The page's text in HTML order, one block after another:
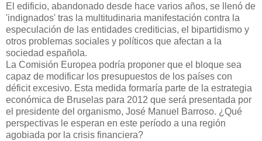
El edificio, abandonado desde hace varios años, se llenó de
'indignados' tras la multitudinaria manifestación contra la
especulación de las entidades crediticias, el bipartidismo y
otros problemas sociales y políticos que afectan a la
sociedad española.
La Comisión Europea podría proponer que el bloque sea
capaz de modificar los presupuestos de los países con
déficit excesivo. Esta medida formaría parte de la estrategia
económica de Bruselas para 2012 que será presentada por
el presidente del organismo, José Manuel Barroso. ¿Qué
perspectivas le esperan en este período a una región
agobiada por la crisis financiera?